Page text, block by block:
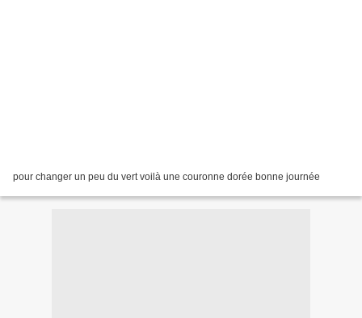
pour changer un peu du vert voilà une couronne dorée bonne journée